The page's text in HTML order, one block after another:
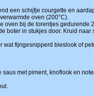
een schijfje courgette en
oven (200°C).
oven bij de torentjes gedurende
boter in stukjes door. Kruid naar
wat fijngesnipperd bieslook of
met piment, knoflook en